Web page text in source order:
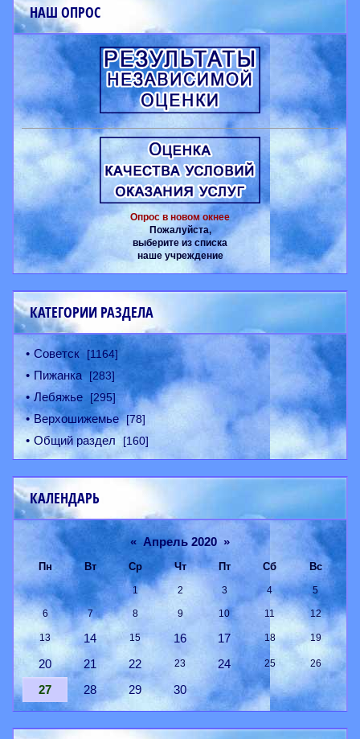
НАШ ОПРОС
Опрос в новом окнее
Пожалуйста,
выберите из списка
наше учреждение
КАТЕГОРИИ РАЗДЕЛА
Советск [1164]
Пижанка [283]
Лебяжье [295]
Верхошижемье [78]
Общий раздел [160]
КАЛЕНДАРЬ
« Апрель 2020 »
Пн Вт Ср Чт Пт Сб Вс
1 2 3 4 5
6 7 8 9 10 11 12
13 14 15 16 17 18 19
20 21 22 23 24 25 26
27 28 29 30